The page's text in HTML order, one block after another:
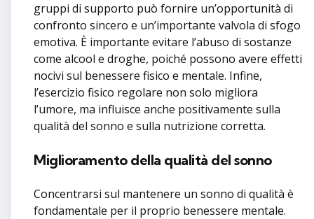
gruppi di supporto può fornire un’opportunità di
confronto sincero e un’importante valvola di sfogo
emotiva. È importante evitare l’abuso di sostanze
come alcool e droghe, poiché possono avere effetti
nocivi sul benessere fisico e mentale. Infine,
l’esercizio fisico regolare non solo migliora
l’umore, ma influisce anche positivamente sulla
qualità del sonno e sulla nutrizione corretta.
Miglioramento della qualità del sonno
Concentrarsi sul mantenere un sonno di qualità è
fondamentale per il proprio benessere mentale.